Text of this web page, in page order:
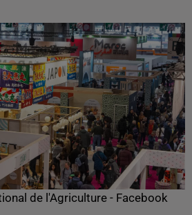
de l'Agriculture - Facebook